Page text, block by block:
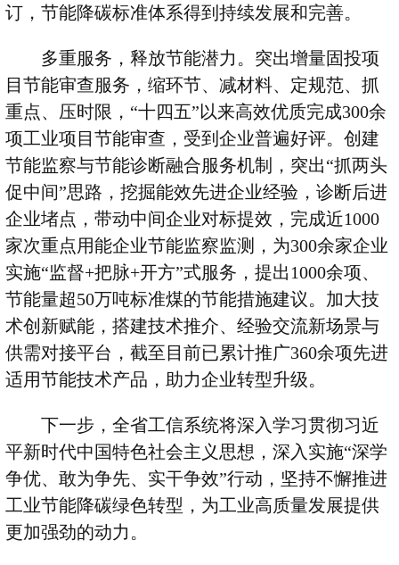
订，节能降碳标准体系得到持续发展和完善。
多重服务，释放节能潜力。突出增量固投项
目节能审查服务，缩环节、减材料、定规范、抓
重点、压时限， “十四五”以来高效优质完成300余
项工业项目节能审查，受到企业普遍好评。创建
节能监察与节能诊断融合服务机制，突出“抓两头
促中间”思路，挖掘能效先进企业经验，诊断后进
企业堵点，带动中间企业对标提效，完成近1000
家次重点用能企业节能监察监测，为300余家企业
实施“监督+把脉+开方”式服务，提出1000余项、
节能量超50万吨标准煤的节能措施建议。加大技
术创新赋能，搭建技术推介、经验交流新场景与
供需对接平台，截至目前已累计推广360余项先进
适用节能技术产品，助力企业转型升级。
下一步，全省工信系统将深入学习贯彻习近
平新时代中国特色社会主义思想，深入实施“深学
争优、敢为争先、实干争效”行动，坚持不懈推进
工业节能降碳绿色转型，为工业高质量发展提供
更加强劲的动力。